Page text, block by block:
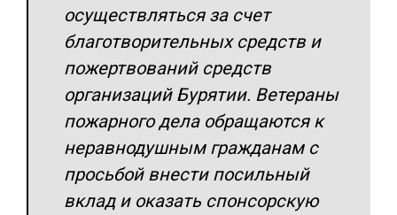
осуществляться за счет
благотворительных средств и
пожертвований средств
организаций Бурятии. Ветераны
пожарного дела обращаются к
неравнодушным гражданам с
просьбой внести посильный
вклад и оказать спонсорскую